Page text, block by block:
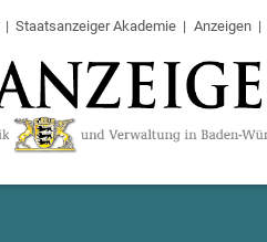
Staatsanzeiger Akademie Anzeigen